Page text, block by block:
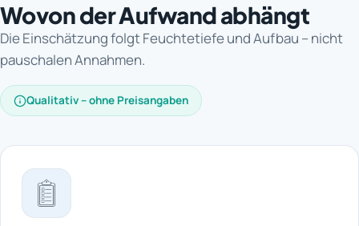
Wovon der Aufwand abhängt
Die Einschätzung folgt Feuchtetiefe und Aufbau – nicht
pauschalen Annahmen.
Qualitativ – ohne Preisangaben